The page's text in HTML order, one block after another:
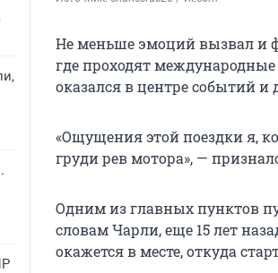
Не меньше эмоций вызвал и
где проходят
оказался в центре событий
«Ощущения этой поездки я,
груди рев мотора», —
Одним из главных пунктов
словам Чарли, еще 15 лет
окажется в месте, откуда